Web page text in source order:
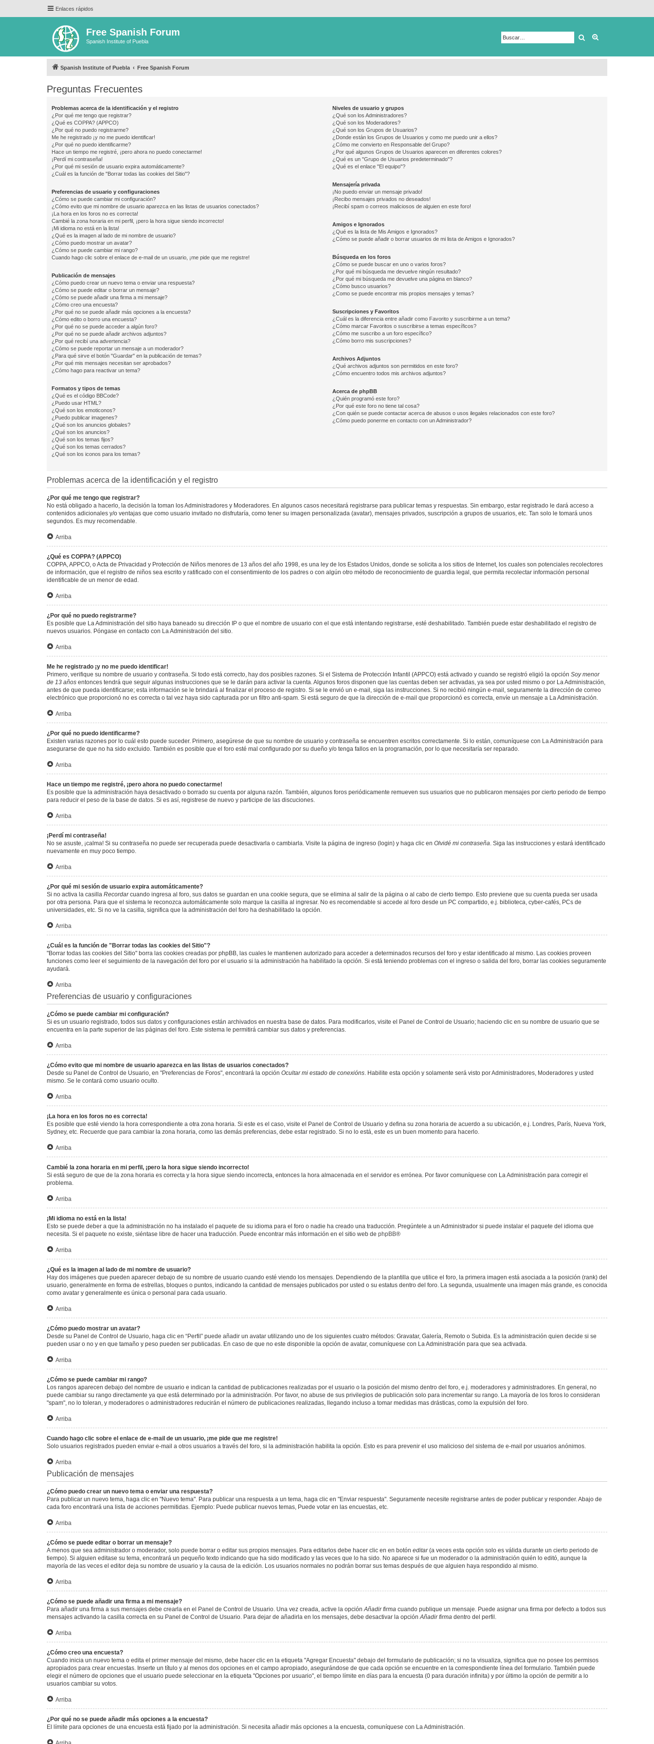
Enlaces rápidos
Free Spanish Forum
Spanish Institute of Puebla Buscar
Spanish Institute of Puebla Free Spanish Forum
Preguntas Frecuentes
Problemas acerca de la identificación y el registro
¿Por qué me tengo que registrar?
¿Qué es COPPA? (APPCO)
¿Por qué no puedo registrarme?
Me he registrado ¡y no me puedo identificar!
¿Por qué no puedo identificarme?
Hace un tiempo me registré, ¡pero ahora no puedo conectarme!
¡Perdí mi contraseña!
¿Por qué mi sesión de usuario expira automáticamente?
¿Cuál es la función de "Borrar todas las cookies del Sitio"?
Preferencias de usuario y configuraciones
¿Cómo se puede cambiar mi configuración?
¿Cómo evito que mi nombre de usuario aparezca en las listas de usuarios conectados?
¡La hora en los foros no es correcta!
Cambié la zona horaria en mi perfil, ¡pero la hora sigue siendo incorrecto!
¡Mi idioma no está en la lista!
¿Qué es la imagen al lado de mi nombre de usuario?
¿Cómo puedo mostrar un avatar?
¿Cómo se puede cambiar mi rango?
Cuando hago clic sobre el enlace de e-mail de un usuario, ¡me pide que me registre!
Publicación de mensajes
¿Cómo puedo crear un nuevo tema o enviar una respuesta?
¿Cómo se puede editar o borrar un mensaje?
¿Cómo se puede añadir una firma a mi mensaje?
¿Cómo creo una encuesta?
¿Por qué no se puede añadir más opciones a la encuesta?
¿Cómo edito o borro una encuesta?
¿Por qué no se puede acceder a algún foro?
¿Por qué no se puede añadir archivos adjuntos?
¿Por qué recibí una advertencia?
¿Cómo se puede reportar un mensaje a un moderador?
¿Para qué sirve el botón "Guardar" en la publicación de temas?
¿Por qué mis mensajes necesitan ser aprobados?
¿Cómo hago para reactivar un tema?
Formatos y tipos de temas
¿Qué es el código BBCode?
¿Puedo usar HTML?
¿Qué son los emoticonos?
¿Puedo publicar imagenes?
¿Qué son los anuncios globales?
¿Qué son los anuncios?
¿Qué son los temas fijos?
¿Qué son los temas cerrados?
¿Qué son los iconos para los temas?
Niveles de usuario y grupos
¿Qué son los Administradores?
¿Qué son los Moderadores?
¿Qué son los Grupos de Usuarios?
¿Donde están los Grupos de Usuarios y como me puedo unir a ellos?
¿Cómo me convierto en Responsable del Grupo?
¿Por qué algunos Grupos de Usuarios aparecen en diferentes colores?
¿Qué es un "Grupo de Usuarios predeterminado"?
¿Qué es el enlace "El equipo"?
Mensajería privada
¡No puedo enviar un mensaje privado!
¡Recibo mensajes privados no deseados!
¡Recibí spam o correos maliciosos de alguien en este foro!
Amigos e Ignorados
¿Qué es la lista de Mis Amigos e Ignorados?
¿Cómo se puede añadir o borrar usuarios de mi lista de Amigos e Ignorados?
Búsqueda en los foros
¿Cómo se puede buscar en uno o varios foros?
¿Por qué mi búsqueda me devuelve ningún resultado?
¿Por qué mi búsqueda me devuelve una página en blanco?
¿Cómo busco usuarios?
¿Como se puede encontrar mis propios mensajes y temas?
Suscripciones y Favoritos
¿Cuál es la diferencia entre añadir como Favorito y suscribirme a un tema?
¿Cómo marcar Favoritos o suscribirse a temas específicos?
¿Cómo me suscribo a un foro específico?
¿Cómo borro mis suscripciones?
Archivos Adjuntos
¿Qué archivos adjuntos son permitidos en este foro?
¿Cómo encuentro todos mis archivos adjuntos?
Acerca de phpBB
¿Quién programó este foro?
¿Por qué este foro no tiene tal cosa?
¿Con quién se puede contactar acerca de abusos o usos ilegales relacionados con este foro?
¿Cómo puedo ponerme en contacto con un Administrador?
Problemas acerca de la identificación y el registro
¿Por qué me tengo que registrar?
No está obligado a hacerlo, la decisión la toman los Administradores y Moderadores. En algunos casos necesitará registrarse para publicar temas y respuestas. Sin embargo, estar registrado le dará acceso a
contenidos adicionales y/o ventajas que como usuario invitado no disfrutaría, como tener su imagen personalizada (avatar), mensajes privados, suscripción a grupos de usuarios, etc. Tan solo le tomará unos
segundos. Es muy recomendable.
Arriba
¿Qué es COPPA? (APPCO)
COPPA, APPCO, o Acta de Privacidad y Protección de Niños menores de 13 años del año 1998, es una ley de los Estados Unidos, donde se solicita a los sitios de Internet, los cuales son potenciales recolectores
de información, que el registro de niños sea escrito y ratificado con el consentimiento de los padres o con algún otro método de reconocimiento de guardia legal, que permita recolectar información personal
identificable de un menor de edad.
Arriba
¿Por qué no puedo registrarme?
Es posible que La Administración del sitio haya baneado su dirección IP o que el nombre de usuario con el que está intentando registrarse, esté deshabilitado. También puede estar deshabilitado el registro de
nuevos usuarios. Póngase en contacto con La Administración del sitio.
Arriba
Me he registrado ¡y no me puedo identificar!
Primero, verifique su nombre de usuario y contraseña. Si todo está correcto, hay dos posibles razones. Si el Sistema de Protección Infantil (APPCO) está activado y cuando se registró eligió la opción Soy menor
de 13 años entonces tendrá que seguir algunas instrucciones que se le darán para activar la cuenta. Algunos foros disponen que las cuentas deben ser activadas, ya sea por usted mismo o por La Administración,
antes de que pueda identificarse; esta información se le brindará al finalizar el proceso de registro. Si se le envió un e-mail, siga las instrucciones. Si no recibió ningún e-mail, seguramente la dirección de correo
electrónico que proporcionó no es correcta o tal vez haya sido capturada por un filtro anti-spam. Si está seguro de que la dirección de e-mail que proporcionó es correcta, envíe un mensaje a La Administración.
Arriba
¿Por qué no puedo identificarme?
Existen varias razones por lo cuál esto puede suceder. Primero, asegúrese de que su nombre de usuario y contraseña se encuentren escritos correctamente. Si lo están, comuníquese con La Administración para
asegurarse de que no ha sido excluido. También es posible que el foro esté mal configurado por su dueño y/o tenga fallos en la programación, por lo que necesitaría ser reparado.
Arriba
Hace un tiempo me registré, ¡pero ahora no puedo conectarme!
Es posible que la administración haya desactivado o borrado su cuenta por alguna razón. También, algunos foros periódicamente remueven sus usuarios que no publicaron mensajes por cierto periodo de tiempo
para reducir el peso de la base de datos. Si es así, registrese de nuevo y participe de las discuciones.
Arriba
¡Perdí mi contraseña!
No se asuste, ¡calma! Si su contraseña no puede ser recuperada puede desactivarla o cambiarla. Visite la página de ingreso (login) y haga clic en Olvidé mi contraseña. Siga las instrucciones y estará identificado
nuevamente en muy poco tiempo.
Arriba
¿Por qué mi sesión de usuario expira automáticamente?
Si no activa la casilla Recordarcuando ingresa al foro, sus datos se guardan en una cookie segura, que se elimina al salir de la página o al cabo de cierto tiempo. Esto previene que su cuenta pueda ser usada
por otra persona. Para que el sistema le reconozca automáticamente solo marque la casilla al ingresar. No es recomendable si accede al foro desde un PC compartido, e.j. biblioteca, cyber-cafés, PCs de
universidades, etc. Si no ve la casilla, significa que la administración del foro ha deshabilitado la opción.
Arriba
¿Cuál es la función de "Borrar todas las cookies del Sitio"?
"Borrar todas las cookies del Sitio" borra las cookies creadas por phpBB, las cuales le mantienen autorizado para acceder a determinados recursos del foro y estar identificado al mismo. Las cookies proveen
funciones como leer el seguimiento de la navegación del foro por el usuario si la administración ha habilitado la opción. Si está teniendo problemas con el ingreso o salida del foro, borrar las cookies seguramente
ayudará.
Arriba
Preferencias de usuario y configuraciones
¿Cómo se puede cambiar mi configuración?
Si es un usuario registrado, todos sus datos y configuraciones están archivados en nuestra base de datos. Para modificarlos, visite el Panel de Control de Usuario; haciendo clic en su nombre de usuario que se
encuentra en la parte superior de las páginas del foro. Este sistema le permitirá cambiar sus datos y preferencias.
Arriba
¿Cómo evito que mi nombre de usuario aparezca en las listas de usuarios conectados?
Desde su Panel de Control de Usuario, en "Preferencias de Foros", encontrará la opción Ocultar mi estado de conexións. Habilite esta opción y solamente será visto por Administradores, Moderadores y usted
mismo. Se le contará como usuario oculto.
Arriba
¡La hora en los foros no es correcta!
Es posible que esté viendo la hora correspondiente a otra zona horaria. Si este es el caso, visite el Panel de Control de Usuario y defina su zona horaria de acuerdo a su ubicación, e.j. Londres, París, Nueva York,
Sydney, etc. Recuerde que para cambiar la zona horaria, como las demás preferencias, debe estar registrado. Si no lo está, este es un buen momento para hacerlo.
Arriba
Cambié la zona horaria en mi perfil, ¡pero la hora sigue siendo incorrecto!
Si está seguro de que de la zona horaria es correcta y la hora sigue siendo incorrecta, entonces la hora almacenada en el servidor es errónea. Por favor comuníquese con La Administración para corregir el
problema.
Arriba
¡Mi idioma no está en la lista!
Esto se puede deber a que la administración no ha instalado el paquete de su idioma para el foro o nadie ha creado una traducción. Pregúntele a un Administrador si puede instalar el paquete del idioma que
necesita. Si el paquete no existe, siéntase libre de hacer una traducción. Puede encontrar más información en el sitio web de phpBB®
Arriba
¿Qué es la imagen al lado de mi nombre de usuario?
Hay dos imágenes que pueden aparecer debajo de su nombre de usuario cuando esté viendo los mensajes. Dependiendo de la plantilla que utilice el foro, la primera imagen está asociada a la posición (rank) del
usuario, generalmente en forma de estrellas, bloques o puntos, indicando la cantidad de mensajes publicados por usted o su estatus dentro del foro. La segunda, usualmente una imagen más grande, es conocida
como avatar y generalmente es única o personal para cada usuario.
Arriba
¿Cómo puedo mostrar un avatar?
Desde su Panel de Control de Usuario, haga clic en “Perfil” puede añadir un avatar utilizando uno de los siguientes cuatro métodos: Gravatar, Galería, Remoto o Subida. Es la administración quien decide si se
pueden usar o no y en que tamaño y peso pueden ser publicadas. En caso de que no este disponible la opción de avatar, comuníquese con La Administración para que sea activada.
Arriba
¿Cómo se puede cambiar mi rango?
Los rangos aparecen debajo del nombre de usuario e indican la cantidad de publicaciones realizadas por el usuario o la posición del mismo dentro del foro, e.j. moderadores y administradores. En general, no
puede cambiar su rango directamente ya que está determinado por la administración. Por favor, no abuse de sus privilegios de publicación solo para incrementar su rango. La mayoría de los foros lo consideran
"spam", no lo toleran, y moderadores o administradores reducirán el número de publicaciones realizadas, llegando incluso a tomar medidas mas drásticas, como la expulsión del foro.
Arriba
Cuando hago clic sobre el enlace de e-mail de un usuario, ¡me pide que me registre!
Solo usuarios registrados pueden enviar e-mail a otros usuarios a través del foro, si la administración habilita la opción. Esto es para prevenir el uso malicioso del sistema de e-mail por usuarios anónimos.
Arriba
Publicación de mensajes
¿Cómo puedo crear un nuevo tema o enviar una respuesta?
Para publicar un nuevo tema, haga clic en "Nuevo tema". Para publicar una respuesta a un tema, haga clic en "Enviar respuesta". Seguramente necesite registrarse antes de poder publicar y responder. Abajo de
cada foro encontrará una lista de acciones permitidas. Ejemplo: Puede publicar nuevos temas, Puede votar en las encuestas, etc.
Arriba
¿Cómo se puede editar o borrar un mensaje?
A menos que sea administrador o moderador, solo puede borrar o editar sus propios mensajes. Para editarlos debe hacer clic en en botón editar(a veces esta opción solo es válida durante un cierto periodo de
tiempo). Si alguien editase su tema, encontrará un pequeño texto indicando que ha sido modificado y las veces que lo ha sido. No aparece si fue un moderador o la administración quién lo editó, aunque la
mayoría de las veces el editor deja su nombre de usuario y la causa de la edición. Los usuarios normales no podrán borrar sus temas después de que alguien haya respondido al mismo.
Arriba
¿Cómo se puede añadir una firma a mi mensaje?
Para añadir una firma a sus mensajes debe crearla en el Panel de Control de Usuario. Una vez creada, active la opciónAñadir firma cuando publique un mensaje. Puede asignar una firma por defecto a todos sus
mensajes activando la casilla correcta en su Panel de Control de Usuario. Para dejar de añadirla en los mensajes, debe desactivar la opciónAñadir firma dentro del perfil.
Arriba
¿Cómo creo una encuesta?
Cuando inicia un nuevo tema o edita el primer mensaje del mismo, debe hacer clic en la etiqueta "Agregar Encuesta" debajo del formulario de publicación; si no la visualiza, significa que no posee los permisos
apropiados para crear encuestas. Inserte un título y al menos dos opciones en el campo apropiado, asegurándose de que cada opción se encuentre en la correspondiente línea del formulario. También puede
elegir el número de opciones que el usuario puede seleccionar en la etiqueta "Opciones por usuario", el tiempo límite en días para la encuesta (0 para duración infinita) y por último la opción de permitir a lo
usuarios cambiar su votos.
Arriba
¿Por qué no se puede añadir más opciones a la encuesta?
El límite para opciones de una encuesta está fijado por la administración. Si necesita añadir más opciones a la encuesta, comuníquese con La Administración.